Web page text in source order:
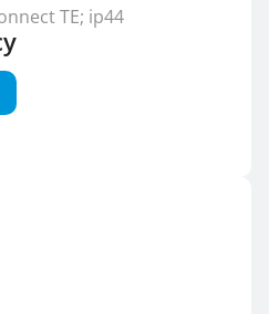
TE; ip44